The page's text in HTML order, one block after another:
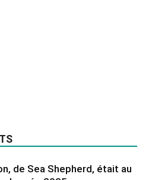
de Sea Shepherd, était au